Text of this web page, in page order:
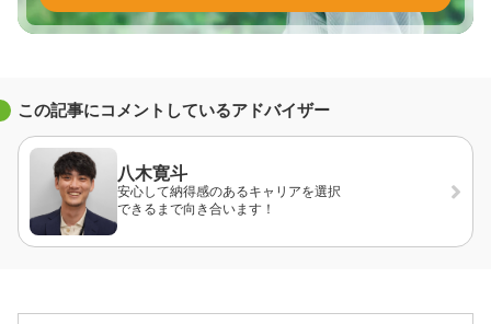
この記事にコメントしているアドバイザー
八木寛斗
安心して納得感のあるキャリアを選択
できるまで向き合います！